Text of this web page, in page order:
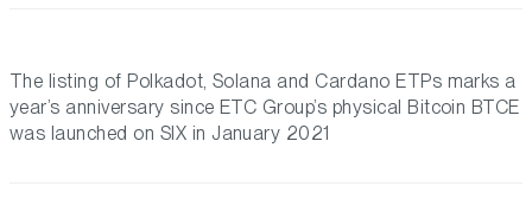
The listing of Polkadot, Solana and Cardano ETPs marks a
year’s anniversary since ETC Group’s physical Bitcoin BTCE
was launched on SIX in January 2021